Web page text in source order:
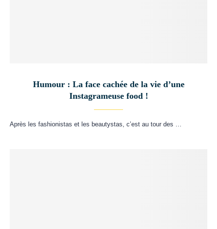
Humour : La face cachée de la vie d’une
Instagrameuse food !
Après les fashionistas et les beautystas, c’est au tour des …